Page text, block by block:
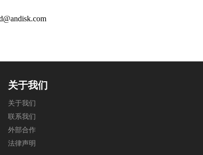
关于我们
关于我们
联系我们
外部合作
法律声明